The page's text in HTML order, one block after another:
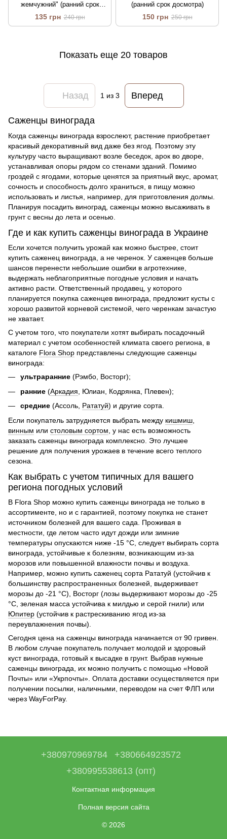
жемчужний" (ранний срок
дозривания)
135 грн 240 грн
(ранний срок досмотра)
150 грн 250 грн
Показать еще 20 товаров
Назад 1из 3 Вперед
Саженцы винограда
Когда саженцы винограда взрослеют, растение приобретает
красивый декоративный вид даже без ягод. Поэтому эту
культуру часто выращивают возле беседок, арок во дворе,
устанавливая опоры рядом со стенами зданий. Помимо
гроздей с ягодами, которые ценятся за приятный вкус, аромат,
сочность и способность долго храниться, в пищу можно
использовать и листья, например, для приготовления долмы.
Планируя посадить виноград, саженцы можно высаживать в
грунт с весны до лета и осенью.
Где и как купить саженцы винограда в Украине
Если хочется получить урожай как можно быстрее, стоит
купить саженец винограда, а не черенок. У саженцев больше
шансов перенести небольшие ошибки в агротехнике,
выдержать неблагоприятные погодные условия и начать
активно расти. Ответственный продавец, у которого
планируется покупка саженцев винограда, предложит кусты с
хорошо развитой корневой системой, чего черенкам зачастую
не хватает.
С учетом того, что покупатели хотят выбирать посадочный
материал с учетом особенностей климата своего региона, в
каталоге Flora Shop представлены следующие саженцы
винограда:
ультраранние (Рэмбо, Восторг);
ранние (Аркадия , Юлиан, Кодрянка, Плевен);
средние (Ассоль, Рататуй) и другие сорта.
Если покупатель затрудняется выбрать между кишмиш
винным или столовым сортом , у нас есть возможность
заказать саженцы винограда комплексно. Это лучшее
решение для получения урожаев в течение всего теплого
сезона.
Как выбрать с учетом типичных для вашего
региона погодных условий
В Flora Shop можно купить саженцы винограда не только в
ассортименте, но и с гарантией, поэтому покупка не станет
источником болезней для вашего сада. Проживая в
местности, где летом часто идут дожди или зимние
температуры опускаются ниже -15 °С, следует выбирать сорта
винограда, устойчивые к болезням, возникающим из-за
морозов или повышенной влажности почвы и воздуха.
Например, можно купить саженец сорта Рататуй (устойчив к
большинству распространенных болезней, выдерживает
морозы до -21 °С), Восторг (лозы выдерживают морозы до -25
°С, зеленая масса устойчива к милдью и серой гнили) или
Юпитер (устойчив к растрескиванию ягод из-за
переувлажнения почвы).
Сегодня цена на саженцы винограда начинается от 90 гривен.
В любом случае покупатель получает молодой и здоровый
куст винограда, готовый к высадке в грунт. Выбрав нужные
саженцы винограда, их можно получить с помощью «Новой
Почты» или «Укрпочты». Оплата доставки осуществляется при
получении посылки, наличными, переводом на счет ФЛП или
через WayForPay.
+380970969784
+380664923572
+380995538613 (опт)
Контактная информация
Полная версия сайта
© 2026